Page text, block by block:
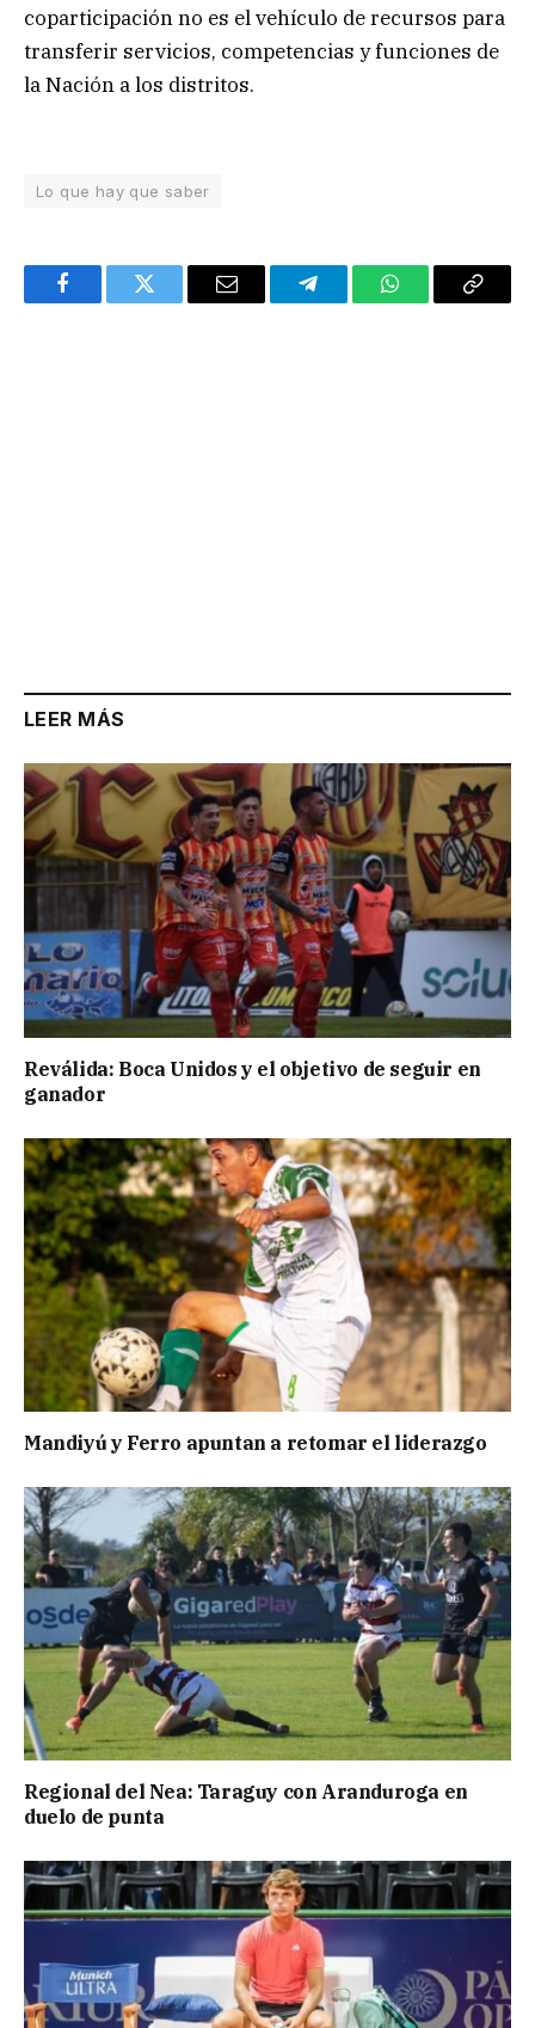
coparticipación no es el vehículo de recursos para
transferir servicios, competencias y funciones de
la Nación a los distritos.
Lo que hay que saber
FacebookTwitter Email TelegramWhatsAppCopy
LEER MÁS
Reválida: Boca Unidos y el objetivo de seguir en
ganador
Mandiyú y Ferro apuntan a retomar el liderazgo
Regional del Nea: Taraguy con Aranduroga en
duelo de punta